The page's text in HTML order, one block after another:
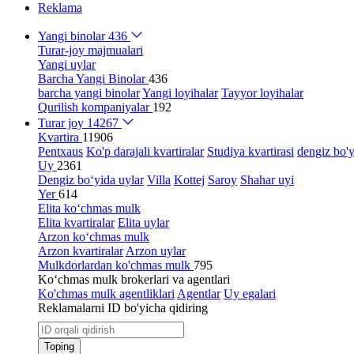
Reklama
Yangi binolar436
Turar-joy majmualari
Yangi uylar
Barcha Yangi Binolar436
barcha yangi binolarYangi loyihalar Tayyor loyihalar
Qurilish kompaniyalar 192
Turar joy 14267
Kvartira 11906
Pentxaus Ko'p darajali kvartiralar Studiya kvartirasi dengiz
Uy 2361
Dengiz bo‘yida uylar Villa Kottej Saroy Shahar uyi
Yer614
Elita ko‘chmas mulk
Elita kvartiralar Elita uylar
Arzon ko‘chmas mulk
Arzon kvartiralar Arzon uylar
Mulkdorlardan ko'chmas mulk 795
Ko‘chmas mulk brokerlari va agentlari
Ko'chmas mulk agentliklari Agentlar Uy egalari
Reklamalarni ID bo'yicha qidiring
Toping